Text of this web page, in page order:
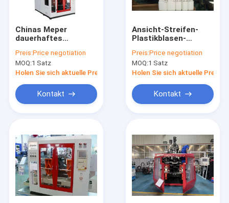
Chinas Meper
dauerhaftes
Hauptpräzision der
Blasen-Maschinen-
drei der Schicht-
Preis:Price negotiation
MOQ:1 Satz
Holen Sie sich aktuelle Preis
Kontakt
Ansicht-Streifen-
Plastikblasen-
Meper für 1 die
Gallonen-
Preis:Price negotiation
MOQ:1 Satz
Holen Sie sich aktuelle Preis
Kontakt